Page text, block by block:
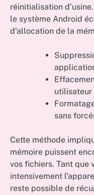
réinitialisation
le système Android
d’allocation de la
utilisateur
sans
Cette méthode
mémoire puissent
vos fichiers. Tant que
intensivement
reste possible de